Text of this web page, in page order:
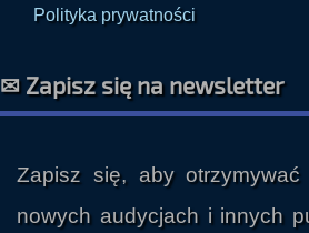
Polityka prywatności
✉ Zapisz się na newsletter
Zapisz się, aby otrzymywać
nowych audycjach i innych